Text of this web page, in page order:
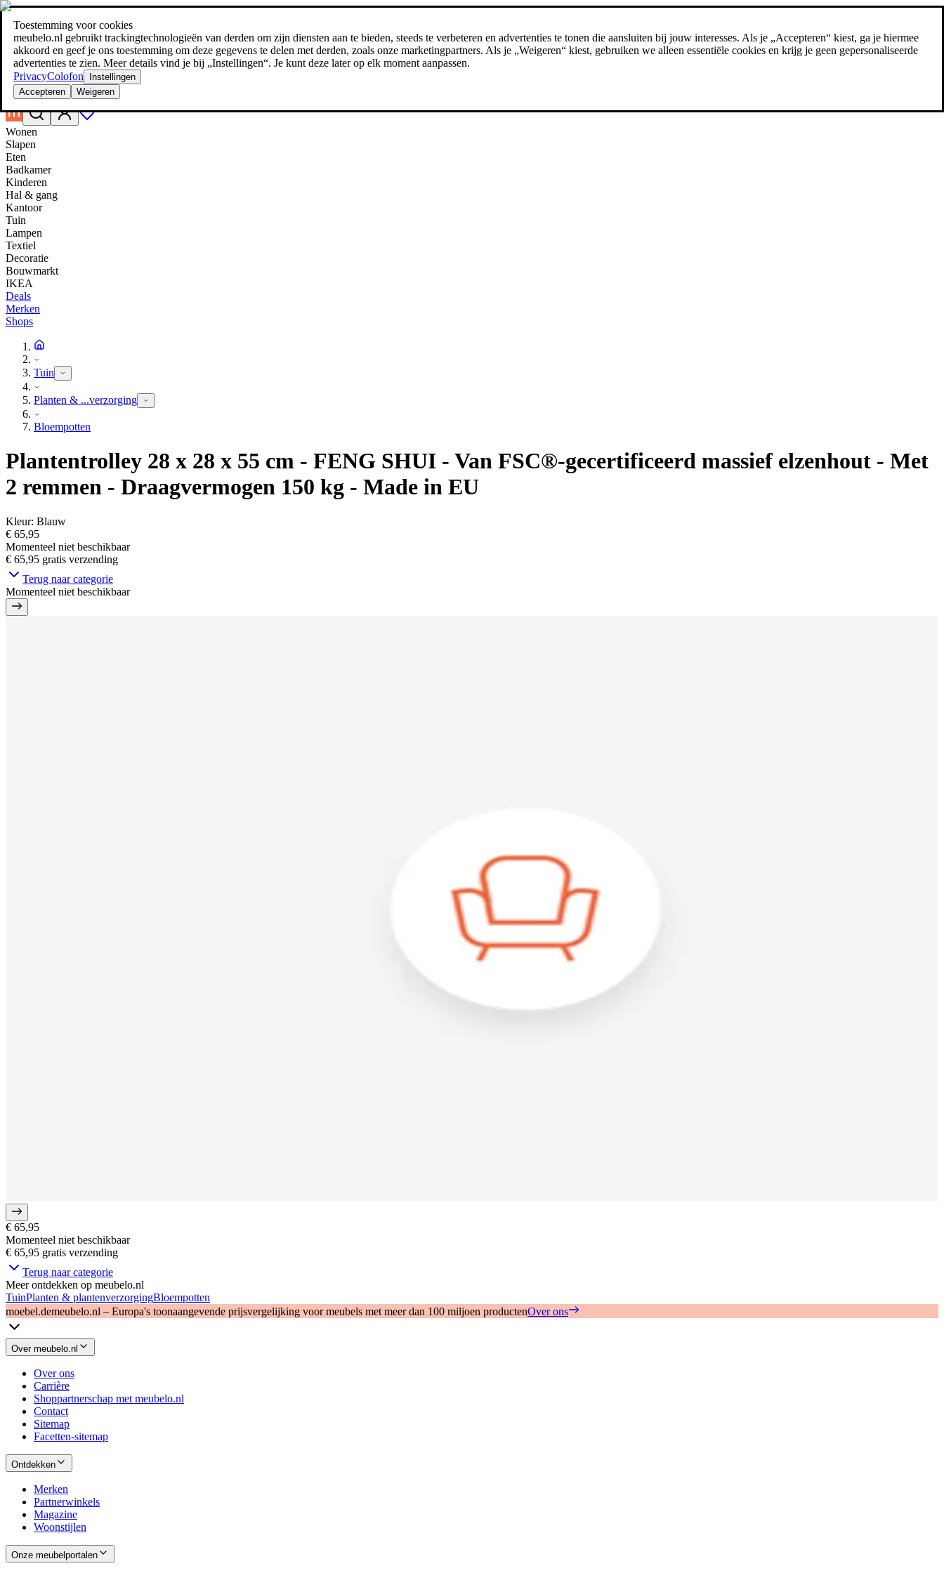
Toestemming voor cookies
meubelo.nl gebruikt trackingtechnologieën van derden om zijn diensten aan te bieden, steeds te verbeteren en advertenties te tonen die aansluiten bij jouw interesses. Als je „Accepteren“ kiest, ga je hiermee
akkoord en geef je ons toestemming om deze gegevens te delen met derden, zoals onze marketingpartners. Als je „Weigeren“ kiest, gebruiken we alleen essentiële cookies en krijg je geen gepersonaliseerde
advertenties te zien. Meer details vind je bij „Instellingen“. Je kunt deze later op elk moment aanpassen.
PrivacyColofon
Instellingen
Accepteren
Weigeren
Zoeken
meubel jezelf de beste prijs!meubel jezelf de beste prijs!
Wonen
Slapen
Eten
Badkamer
Kinderen
Hal & gang
Kantoor
Tuin
Lampen
Textiel
Decoratie
Bouwmarkt
IKEA
Deals
Merken
Shops
Tuin
Planten & ...verzorging
Bloempotten
Plantentrolley 28 x 28 x 55 cm - FENG SHUI - Van FSC®-gecertificeerd massief elzenhout - Met
2 remmen - Draagvermogen 150 kg - Made in EU
Kleur: Blauw
€ 65,95
Momenteel niet beschikbaar
€ 65,95 gratis verzending
Terug naar categorie
Momenteel niet beschikbaar
€ 65,95
Momenteel niet beschikbaar
€ 65,95 gratis verzending
Terug naar categorie
Meer ontdekken op meubelo.nl
TuinPlanten & plantenverzorgingBloempotten
moebel.demeubelo.nl – Europa's toonaangevende prijsvergelijking voor meubels met meer dan 100 miljoen productenOver ons
Over meubelo.nl
Over ons
Carrière
Shoppartnerschap met meubelo.nl
Contact
Sitemap
Facetten-sitemap
Ontdekken
Merken
Partnerwinkels
Magazine
Woonstijlen
Onze meubelportalen